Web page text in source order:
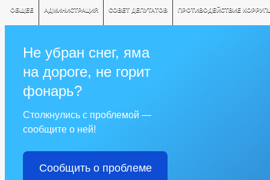
ОБЩЕЕ АДМИНИСТРАЦИЯ СОВЕТ ДЕПУТАТОВ ПРОТИВОДЕЙСТВИЕ
Не убран снег, яма
на дороге, не горит
фонарь?
Столкнулись с проблемой —
сообщите о ней!
Сообщить о проблеме